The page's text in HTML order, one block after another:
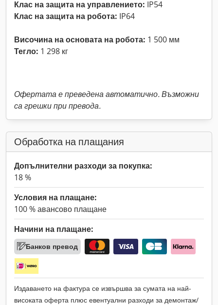
Клас на защита на управлението: IP54
Клас на защита на робота: IP64
Височина на основата на робота: 1 500 мм
Тегло: 1 298 кг
Офертата е преведена автоматично. Възможни
са грешки при превода.
Обработка на плащания
Допълнителни разходи за покупка:
18 %
Условия на плащане:
100 % авансово плащане
Начини на плащане:
Банков превод
Издаването на фактура се извършва за сумата на най-
високата оферта плюс евентуални разходи за демонтаж/